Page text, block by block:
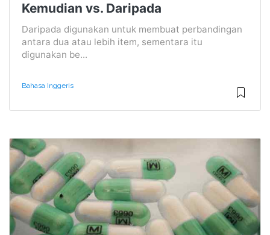
Kemudian vs. Daripada
Daripada digunakan untuk membuat perbandingan
antara dua atau lebih item, sementara itu
digunakan be...
Bahasa Inggeris